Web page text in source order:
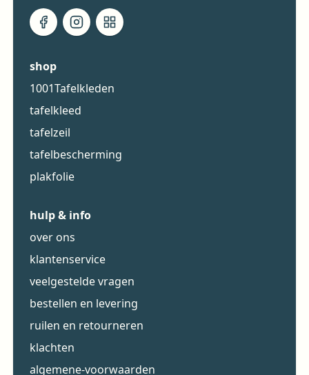
shop
1001Tafelkleden
tafelkleed
tafelzeil
tafelbescherming
plakfolie
hulp & info
over ons
klantenservice
veelgestelde vragen
bestellen en levering
ruilen en retourneren
klachten
algemene-voorwaarden